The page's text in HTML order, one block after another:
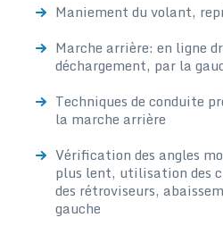
Maniement du volant,
Marche arrière: en ligne
déchargement, par la
Techniques de conduite
la marche arrière
Vérification des angles
plus lent, utilisation des
des rétroviseurs,
gauche